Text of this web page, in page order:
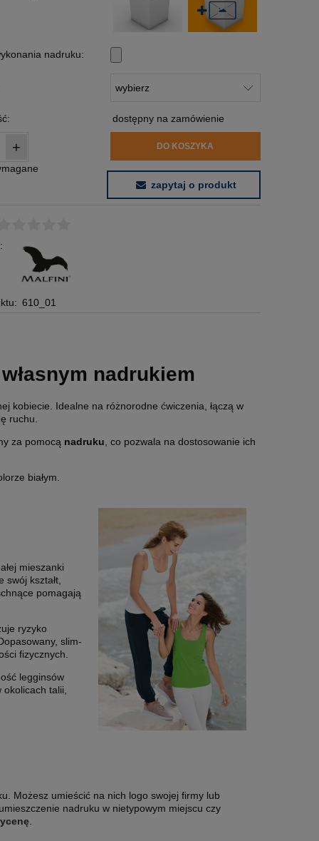
nadruku:
dostępny na zamówienie
+ DO KOSZYKA
zapytaj o produkt
610_01
nadrukiem
kobiecie. Idealne na różnorodne ćwiczenia, łączą w
ruchu.
za pomocą nadruku , co pozwala na dostosowanie ich
białym.
mieszanki
kształt,
pomagają
ryzyko
slim-
fizycznych.
legginsów
talii,
Możesz umieścić na nich logo swojej firmy lub
nadruku w nietypowym miejscu czy